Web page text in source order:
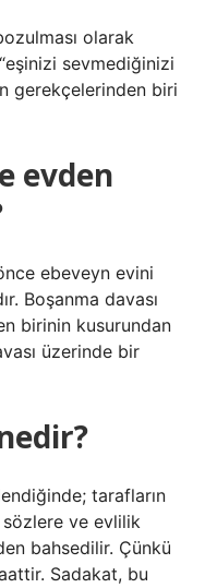
olarak
sevmediğinizi
gerekçelerinden biri
evden
ebeveyn evini
Boşanma davası
birinin kusurundan
üzerinde bir
tarafların
ve evlilik
bahsedilir. Çünkü
Sadakat, bu